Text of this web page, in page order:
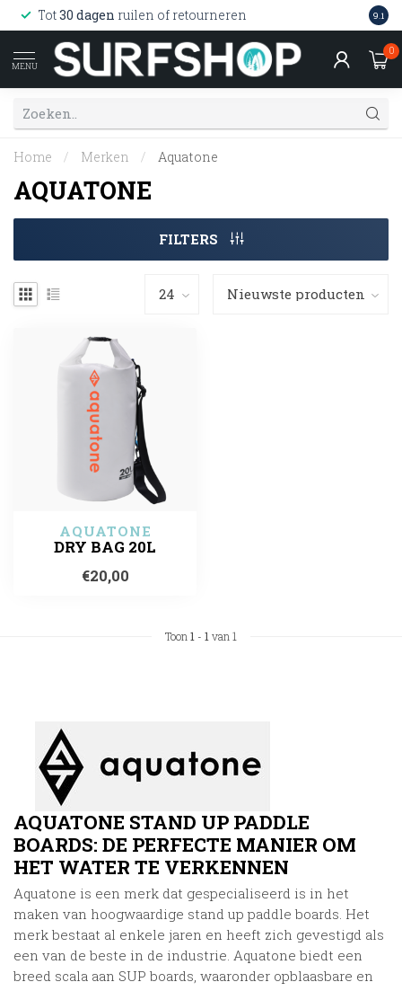
Tot30 dagen ruilen of retourneren 9.1
MENU
0
Home / Merken / Aquatone
AQUATONE
FILTERS
AQUATONE
DRY BAG 20L
€20,00
Toon 1 - 1 van 1
AQUATONE STAND UP PADDLE
BOARDS: DE PERFECTE MANIER OM
HET WATER TE VERKENNEN
Aquatone is een merk dat gespecialiseerd is in het
maken van hoogwaardige stand up paddle boards. Het
merk bestaat al enkele jaren en heeft zich gevestigd als
een van de beste in de industrie. Aquatone biedt een
breed scala aan SUP boards, waaronder opblaasbare en